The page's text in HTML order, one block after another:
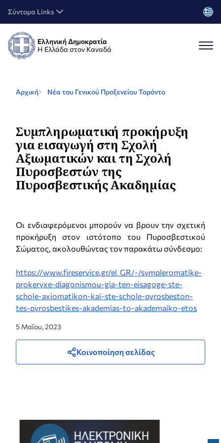
Σύντομα Links
Ελληνική Δημοκρατία
Η Ελλάδα στον Καναδά
Αρχική Νέα του Γενικού Προξενείου Τορόντο
Συμπληρωματική προκήρυξη
για εισαγωγή στη Σχολή
Αξιωματικών και τη Σχολή
Πυροσβεστών της
Πυροσβεστικής Ακαδημίας
Οι ενδιαφερόμενοι μπορούν να βρουν την σχετική
προκήρυξη στον ιστότοπο του Πυροσβεστικού
Σώματος, ακολουθώντας τον παρακάτω σύνδεσμο:
https://www.fireservice.gr/el_GR/-/sympleromatike-
prokeryxe-diagonismou-gia-ten-eisagoge-ste-
schole-axiomatikon-kai-ste-schole-pyrosbeston-
tes-pyrosbestikes-akademias-to-akademaiko-etos
5 Μαΐου, 2023
Κοινοποίηση σελίδας